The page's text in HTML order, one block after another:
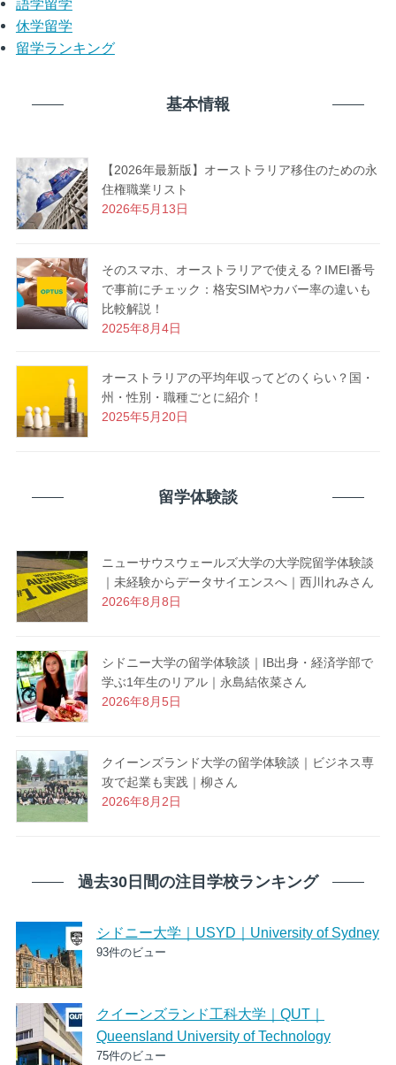
語学留学
休学留学
留学ランキング
基本情報
【2026年最新版】オーストラリア移住のための永
住権職業リスト
2026年5月13日
そのスマホ、オーストラリアで使える？IMEI番号
で事前にチェック：格安SIMやカバー率の違いも
比較解説！
2025年8月4日
オーストラリアの平均年収ってどのくらい？国・
州・性別・職種ごとに紹介！
2025年5月20日
留学体験談
ニューサウスウェールズ大学の大学院留学体験談
｜未経験からデータサイエンスへ｜西川れみさん
2026年8月8日
シドニー大学の留学体験談｜IB出身・経済学部で
学ぶ1年生のリアル｜永島結依菜さん
2026年8月5日
クイーンズランド大学の留学体験談｜ビジネス専
攻で起業も実践｜柳さん
2026年8月2日
過去30日間の注目学校ランキング
シドニー大学｜USYD｜University of Sydney
93件のビュー
クイーンズランド工科大学｜QUT｜
Queensland University of Technology
75件のビュー